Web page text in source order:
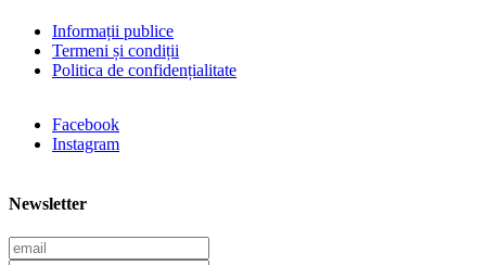
Informații publice
Termeni și condiții
Politica de confidențialitate
Facebook
Instagram
Newsletter
E